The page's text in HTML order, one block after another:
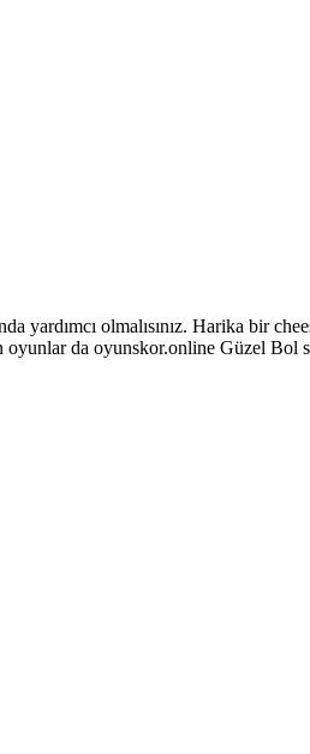
yardımcı olmalısınız. Harika bir
oyunlar da oyunskor.online Güzel